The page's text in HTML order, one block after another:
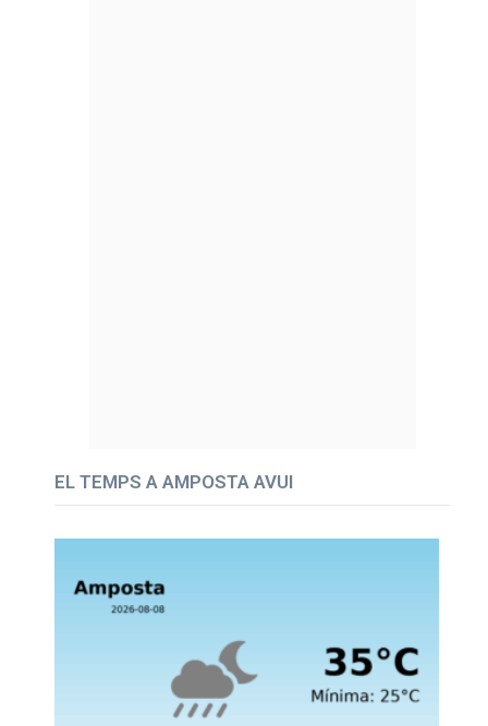
EL TEMPS A AMPOSTA AVUI